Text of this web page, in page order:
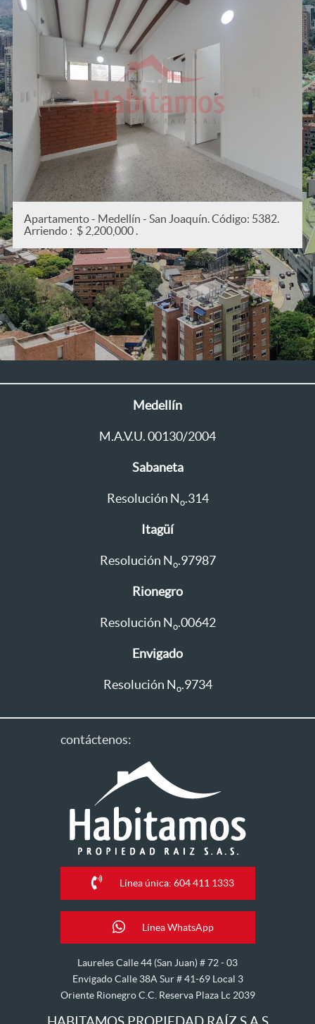
Apartamento - Medellín - San Joaquín. Código: 5382.
Arriendo : $ 2,200,000 .
Medellín
M.A.V.U. 00130/2004
Sabaneta
Resolución N o.314
Itagüí
Resolución N o.97987
Rionegro
Resolución N o.00642
Envigado
Resolución N o.9734
contáctenos:
Línea única: 604 411 1333
Línea WhatsApp
Laureles Calle 44 (San Juan) # 72 - 03
Envigado Calle 38A Sur # 41-69 Local 3
Oriente Rionegro C.C. Reserva Plaza Lc 2039